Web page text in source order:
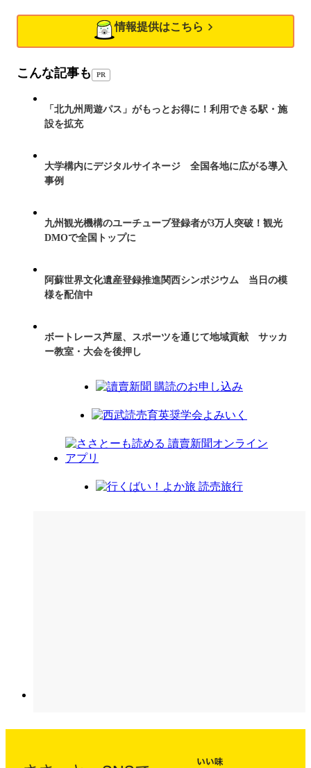
情報提供はこちら
こんな記事も PR
「北九州周遊パス」がもっとお得に！利用できる駅・施
設を拡充
大学構内にデジタルサイネージ 全国各地に広がる導入
事例
九州観光機構のユーチューブ登録者が3万人突破！観光
DMOで全国トップに
阿蘇世界文化遺産登録推進関西シンポジウム 当日の模
様を配信中
ボートレース芦屋、スポーツを通じて地域貢献 サッカ
ー教室・大会を後押し